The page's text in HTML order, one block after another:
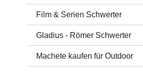
Film & Serien Schwerter
Gladius - Römer Schwerter
Machete kaufen für Outdoor